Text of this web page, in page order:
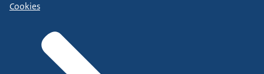
Cookies